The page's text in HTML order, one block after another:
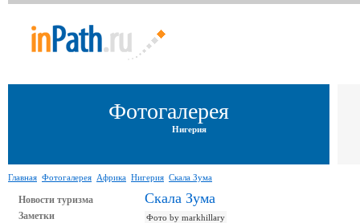
Фотогалерея
Нигерия
Главная Фотогалерея Африка Нигерия Скала Зума
Новости туризма
Заметки
Скала Зума
Фото by markhillary